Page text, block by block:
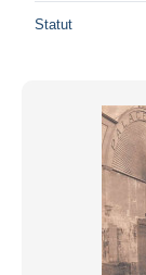
Statut